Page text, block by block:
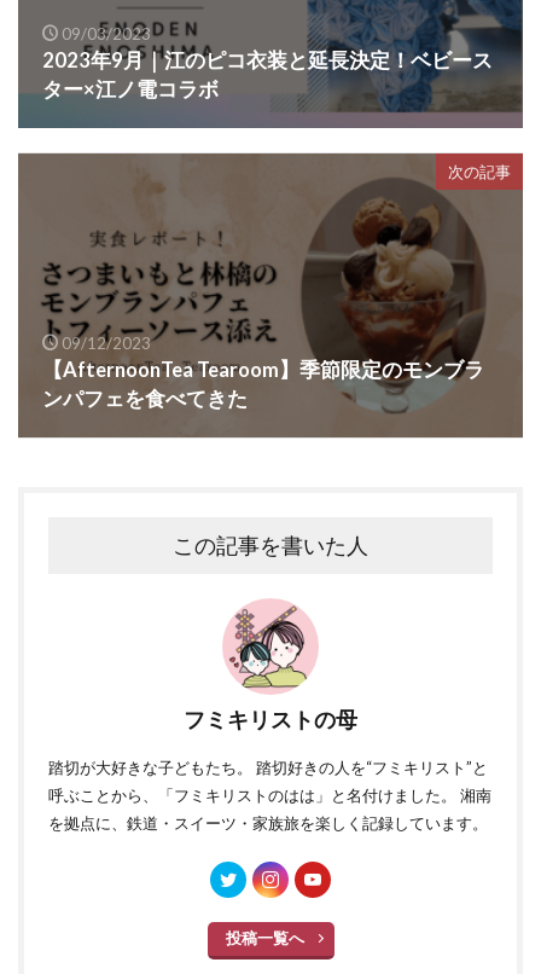
09/03/2023
2023年9月｜江のピコ衣装と延長決定！ベビース
ター×江ノ電コラボ
次の記事
09/12/2023
【AfternoonTea Tearoom】季節限定のモンブラ
ンパフェを食べてきた
この記事を書いた人
フミキリストの母
踏切が大好きな子どもたち。 踏切好きの人を“フミキリスト”と
呼ぶことから、「フミキリストのはは」と名付けました。 湘南
を拠点に、鉄道・スイーツ・家族旅を楽しく記録しています。
投稿一覧へ